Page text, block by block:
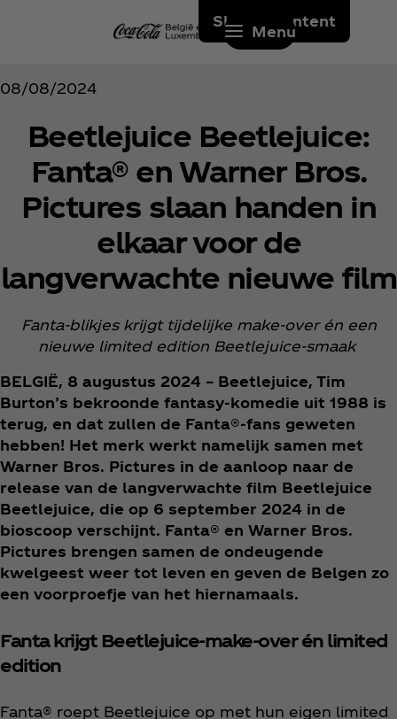
Skip to content
Menu
08/08/2024
Beetlejuice Beetlejuice:
Fanta® en Warner Bros.
Pictures slaan handen in
elkaar voor de
langverwachte nieuwe film
Fanta-blikjes krijgt tijdelijke make-over én een
nieuwe limited edition Beetlejuice-smaak
BELGIË, 8 augustus 2024 – Beetlejuice, Tim
Burton’s bekroonde fantasy-komedie uit 1988 is
terug, en dat zullen de Fanta®-fans geweten
hebben! Het merk werkt namelijk samen met
Warner Bros. Pictures in de aanloop naar de
release van de langverwachte film Beetlejuice
Beetlejuice, die op 6 september 2024 in de
bioscoop verschijnt. Fanta® en Warner Bros.
Pictures brengen samen de ondeugende
kwelgeest weer tot leven en geven de Belgen zo
een voorproefje van het hiernamaals.
Fanta krijgt Beetlejuice-make-over én limited
edition
Fanta® roept Beetlejuice op met hun eigen limited